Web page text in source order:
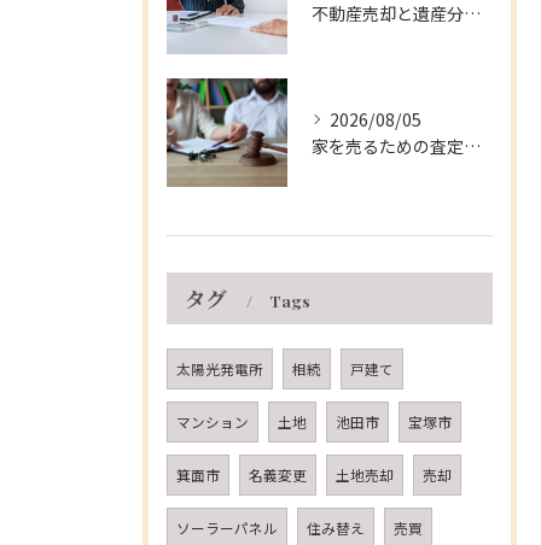
不動産売却と遺産分割を兵庫県伊丹市で円滑に進める実践的な手順と注意点
2026/08/05
家を売るための査定ポイントと兵庫県伊丹市の相場や費用を徹底解説
タグ Tags
太陽光発電所 相続 戸建て
マンション 土地 池田市 宝塚市
箕面市 名義変更 土地売却 売却
ソーラーパネル 住み替え 売買